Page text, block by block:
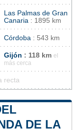
Las Palmas de Gran
Canaria : 1895 km
Córdoba : 543 km
Gijón : 118 km el
más cerca
recta
DE LA